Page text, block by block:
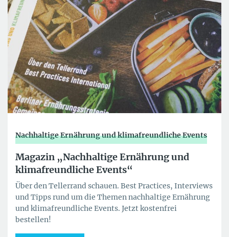
Nachhaltige Ernährung und klimafreundliche Events
Magazin „Nachhaltige Ernährung und
klimafreundliche Events“
Über den Tellerrand schauen. Best Practices, Interviews
und Tipps rund um die Themen nachhaltige Ernährung
und klimafreundliche Events. Jetzt kostenfrei
bestellen!